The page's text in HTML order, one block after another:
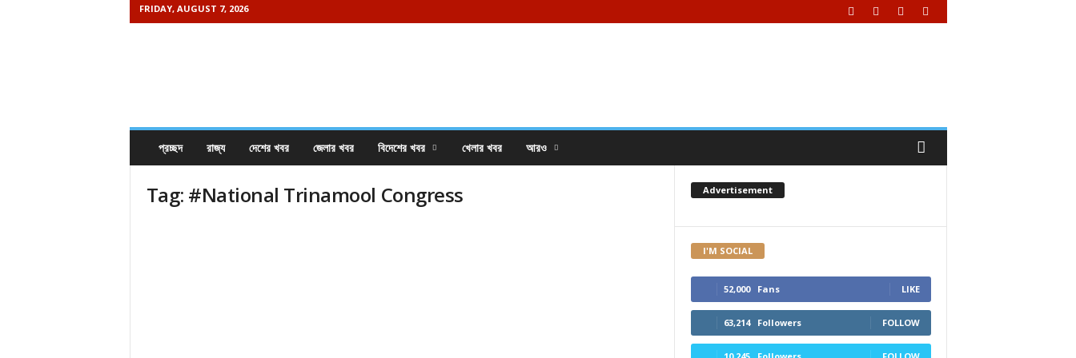
FRIDAY, AUGUST 7, 2026
প্রচ্ছদ রাজ্য দেশের খবর জেলার খবর বিদেশের খবর খেলার খবর আরও
Tag: #National Trinamool Congress Advertisement
I'M SOCIAL
52,000 Fans LIKE
63,214 Followers FOLLOW